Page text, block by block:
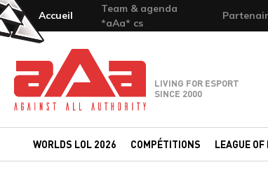
Accueil
Team & agenda
*aAa* cs
Team-aAa - against All authority
LIVING FOR ESPORT
SINCE 2000
WORLDS LOL 2026 COMPÉTITIONS LEAGUE OF